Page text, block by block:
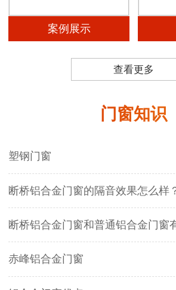
案例展示
查看更多
门窗知识
塑钢门窗
断桥铝合金门窗的隔音效果怎么样
赤峰铝合金门窗